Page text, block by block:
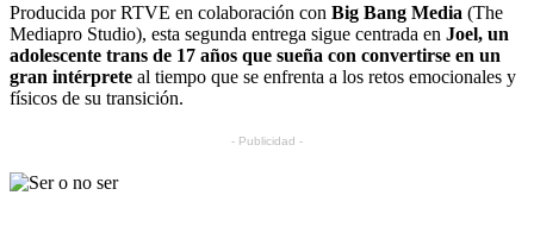
Producida por RTVE en colaboración con Big Bang Media (The
Mediapro Studio), esta segunda entrega sigue centrada en Joel, un
adolescente trans de 17 años que sueña con convertirse en un
gran intérprete al tiempo que se enfrenta a los retos emocionales y
físicos de su transición.
- Publicidad -